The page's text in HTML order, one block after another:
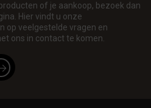
of je aankoop, bezoek dan
Hier vindt u onze
op veelgestelde vragen en
ons in contact te komen.